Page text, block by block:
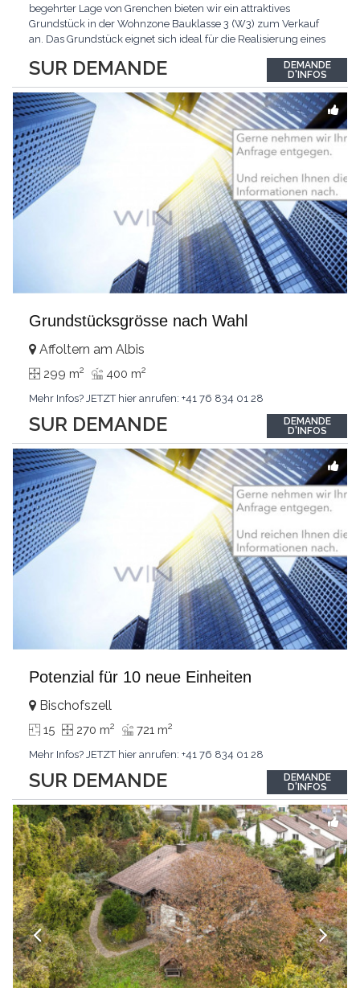
SUR DEMANDE
begehrter Lage von Grenchen bieten wir ein attraktives
Grundstück in der Wohnzone Bauklasse 3 (W3) zum Verkauf
an. Das Grundstück eignet sich ideal für die Realisierung eines
vielseitige Entwicklungsmöglichkeiten. Highlights: Wohnzone
Bauklasse 3Ruhige und familienfreundliche
UmgebungKindergarten...
DEMANDE
D'INFOS
Grundstücksgrösse nach Wahl
SUR DEMANDE
Affoltern am Albis
299 m2 400 m2
Mehr Infos? JETZT hier anrufen: +41 76 834 01 28
DEMANDE
D'INFOS
Potenzial für 10 neue Einheiten
SUR DEMANDE
Bischofszell
15 270 m2 721 m2
Mehr Infos? JETZT hier anrufen: +41 76 834 01 28
DEMANDE
D'INFOS